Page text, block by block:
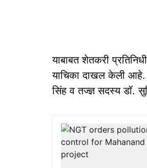
याबाबत शेतकरी
याचिका दाखल केली आहे.
सिंह व तज्ज्ञ सदस्य डॉ.